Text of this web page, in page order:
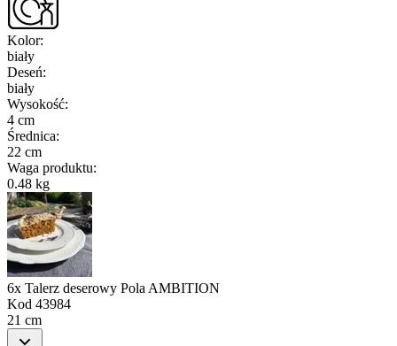
Kolor:
biały
Deseń:
biały
Wysokość:
4 cm
Średnica:
22 cm
Waga produktu:
0.48 kg
6x Talerz deserowy Pola AMBITION
Kod 43984
21 cm